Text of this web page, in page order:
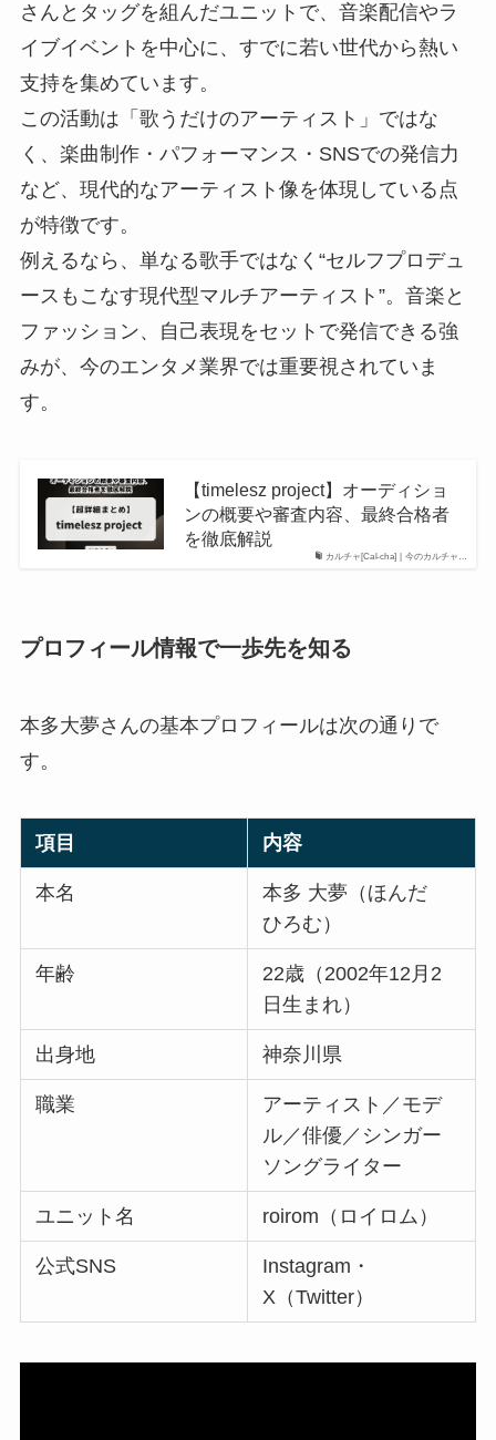
さんとタッグを組んだユニットで、音楽配信やラ
イブイベントを中心に、すでに若い世代から熱い
支持を集めています。
この活動は「歌うだけのアーティスト」ではな
く、楽曲制作・パフォーマンス・SNSでの発信力
など、現代的なアーティスト像を体現している点
が特徴です。
例えるなら、単なる歌手ではなく“セルフプロデュ
ースもこなす現代型マルチアーティスト”。音楽と
ファッション、自己表現をセットで発信できる強
みが、今のエンタメ業界では重要視されていま
す。
カルチャ[Cal-cha] | 今のカルチャ…
【timelesz project】オーディショ
ンの概要や審査内容、最終合格者
を徹底解説
プロフィール情報で一歩先を知る
本多大夢さんの基本プロフィールは次の通りで
す。
項目 内容
本名
本多 大夢（ほんだ
ひろむ）
年齢
22歳（2002年12月2
日生まれ）
出身地 神奈川県
職業
アーティスト／モデ
ル／俳優／シンガー
ソングライター
ユニット名 roirom（ロイロム）
公式SNS
Instagram・
X（Twitter）